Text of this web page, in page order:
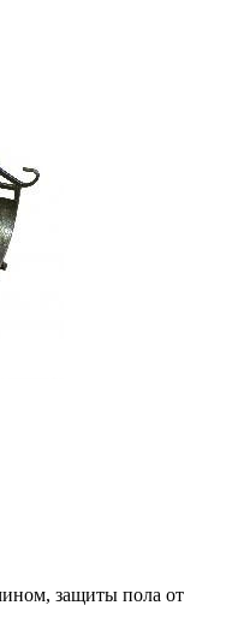
защиты пола от